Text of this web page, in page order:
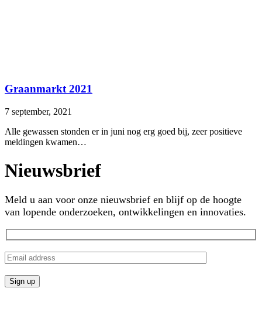
Graanmarkt 2021
7 september, 2021
Alle gewassen stonden er in juni nog erg goed bij, zeer positieve
meldingen kwamen…
Nieuwsbrief
Meld u aan voor onze nieuwsbrief en blijf op de hoogte
van lopende onderzoeken, ontwikkelingen en innovaties.